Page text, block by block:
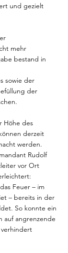
und gezielt
mehr
bestand in
sowie der
der
Höhe des
derzeit
werden.
Rudolf
vor Ort
Feuer – im
– bereits in der
So konnte ein
auf angrenzende